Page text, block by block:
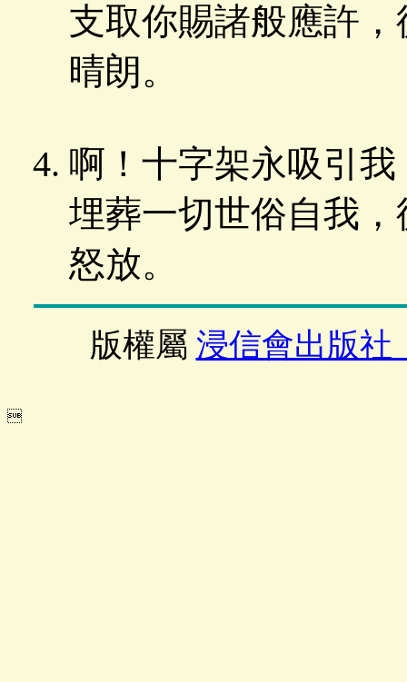
支取你賜諸般應許
晴朗。
啊！十字架永吸引
埋葬一切世俗自我
怒放。
版權屬 浸信會出版社
